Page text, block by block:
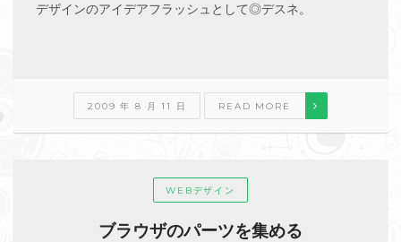
デザインのアイデアフラッシュとして◎デスネ。
2009 年 8 月 11 日 READ MORE
WEBデザイン
ブラウザのパーツを集める